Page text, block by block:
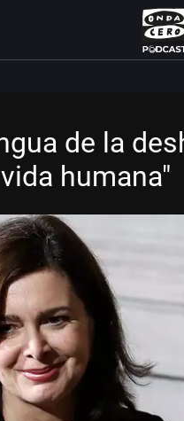
de la
humana"